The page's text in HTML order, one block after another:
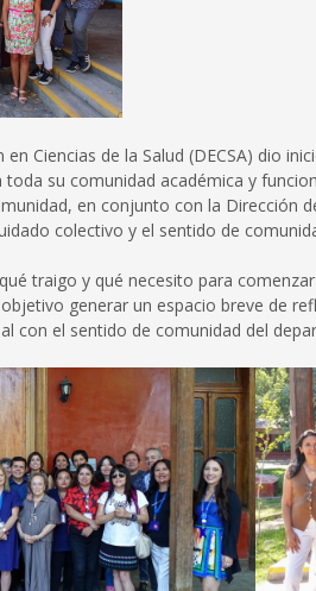
Ciencias de la Salud (DECSA) dio
su comunidad académica y
en conjunto con la Dirección
colectivo y el sentido de
traigo y qué necesito para
generar un espacio breve de
con el sentido de comunidad del